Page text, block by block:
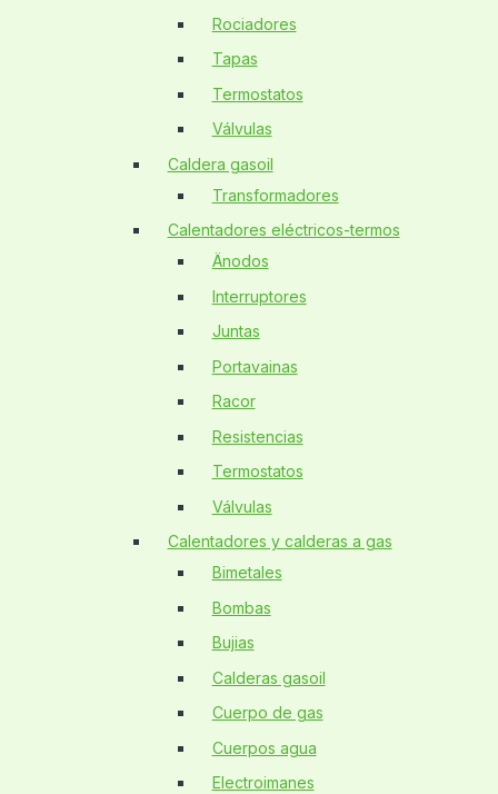
Rociadores
Tapas
Termostatos
Válvulas
Caldera gasoil
Transformadores
Calentadores eléctricos-termos
Änodos
Interruptores
Juntas
Portavainas
Racor
Resistencias
Termostatos
Válvulas
Calentadores y calderas a gas
Bimetales
Bombas
Bujias
Calderas gasoil
Cuerpo de gas
Cuerpos agua
Electroimanes